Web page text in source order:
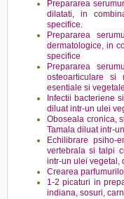
Prepararea
dilatati, in
specifice.
Prepararea
dermatologice, in
specifice
Prepararea
osteoarticulare si
esentiale si
Infectii bacteriene
diluat intr-un ulei
Oboseala cronica,
Tamala diluat intr-
Echilibrare
vertebrala si talpi
intr-un ulei vegetal,
Crearea
1-2 picaturi in
indiana, sosuri,